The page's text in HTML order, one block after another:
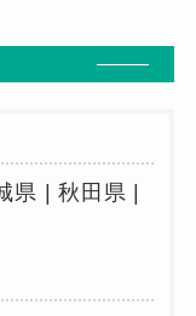
県 | 秋田県 |